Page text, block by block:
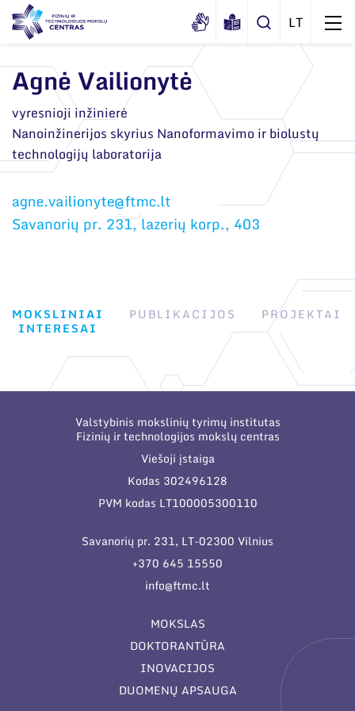
Apie mus
Dokumentai
Sertifikatai ir akreditavimo pažymėjimai
Viešieji pirkimai
Korupcijos prevencija
Nuorodos
Narystė nacionalinėse ir tarptautinėse
organizacijose bei asociacijose
Struktūra
Administraciniai skyriai
Moksliniai skyriai
Mokslininkai emeritai
Renginiai
Darbuotojų kontaktai
Agnė Vailionytė
vyresnioji inžinierė
Nanoinžinerijos skyrius Nanoformavimo ir biolustų
technologijų laboratorija
Savanorių pr. 231, lazerių korp., 403
MOKSLINIAI
INTERESAI
PUBLIKACIJOS PROJEKTAI
Valstybinis mokslinių tyrimų institutas
Fizinių ir technologijos mokslų centras
Viešoji įstaiga
Kodas 302496128
PVM kodas LT100005300110
Savanorių pr. 231, LT-02300 Vilnius
+370 645 15550
info@ftmc.lt
MOKSLAS
DOKTORANTŪRA
INOVACIJOS
DUOMENŲ APSAUGA